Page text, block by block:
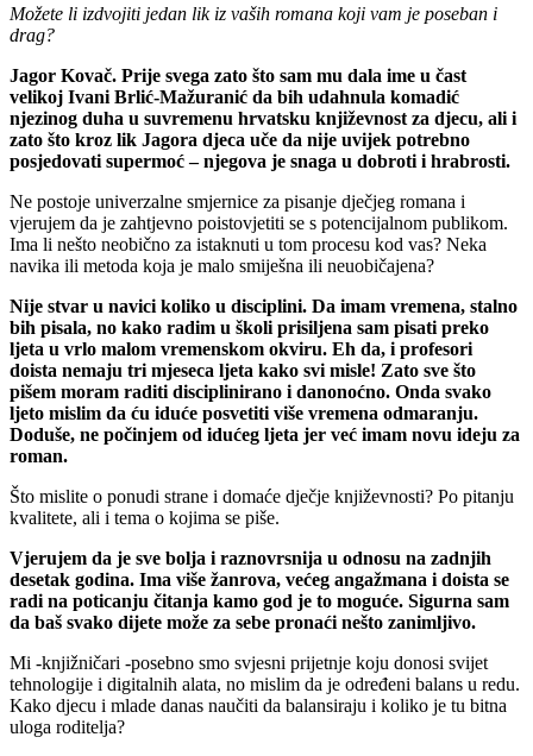
Možete li izdvojiti jedan lik iz vaših romana koji vam je poseban i
drag?
Jagor Kovač. Prije svega zato što sam mu dala ime u čast
velikoj Ivani Brlić-Mažuranić da bih udahnula komadić
njezinog duha u suvremenu hrvatsku književnost za djecu, ali i
zato što kroz lik Jagora djeca uče da nije uvijek potrebno
posjedovati supermoć – njegova je snaga u dobroti i hrabrosti.
Ne postoje univerzalne smjernice za pisanje dječjeg romana i
vjerujem da je zahtjevno poistovjetiti se s potencijalnom publikom.
Ima li nešto neobično za istaknuti u tom procesu kod vas? Neka
navika ili metoda koja je malo smiješna ili neuobičajena?
Nije stvar u navici koliko u disciplini. Da imam vremena, stalno
bih pisala, no kako radim u školi prisiljena sam pisati preko
ljeta u vrlo malom vremenskom okviru. Eh da, i profesori
doista nemaju tri mjeseca ljeta kako svi misle! Zato sve što
pišem moram raditi disciplinirano i danonoćno. Onda svako
ljeto mislim da ću iduće posvetiti više vremena odmaranju.
Doduše, ne počinjem od idućeg ljeta jer već imam novu ideju za
roman.
Što mislite o ponudi strane i domaće dječje književnosti? Po pitanju
kvalitete, ali i tema o kojima se piše.
Vjerujem da je sve bolja i raznovrsnija u odnosu na zadnjih
desetak godina. Ima više žanrova, većeg angažmana i doista se
radi na poticanju čitanja kamo god je to moguće. Sigurna sam
da baš svako dijete može za sebe pronaći nešto zanimljivo.
Mi -knjižničari -posebno smo svjesni prijetnje koju donosi svijet
tehnologije i digitalnih alata, no mislim da je određeni balans u redu.
Kako djecu i mlade danas naučiti da balansiraju i koliko je tu bitna
uloga roditelja?